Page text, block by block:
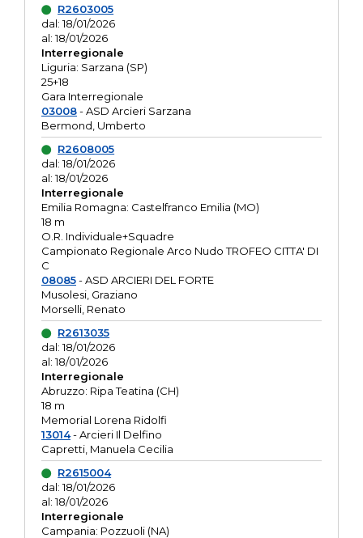
R2603005
dal: 18/01/2026
al: 18/01/2026
Interregionale
Liguria: Sarzana (SP)
25+18
Gara Interregionale
03008- ASD Arcieri Sarzana
Bermond, Umberto
R2608005
dal: 18/01/2026
al: 18/01/2026
Interregionale
Emilia Romagna: Castelfranco Emilia (MO)
18 m
O.R. Individuale+Squadre
Campionato Regionale Arco Nudo TROFEO CITTA' DI
C
08085- ASD ARCIERI DEL FORTE
Musolesi, Graziano
Morselli, Renato
R2613035
dal: 18/01/2026
al: 18/01/2026
Interregionale
Abruzzo: Ripa Teatina (CH)
18 m
Memorial Lorena Ridolfi
13014- Arcieri Il Delfino
Capretti, Manuela Cecilia
R2615004
dal: 18/01/2026
al: 18/01/2026
Interregionale
Campania: Pozzuoli (NA)